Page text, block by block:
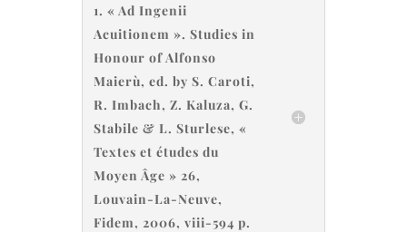
1. « Ad Ingenii
Acuitionem ». Studies in
Honour of Alfonso
Maierù, ed. by S. Caroti,
R. Imbach, Z. Kaluza, G.
Stabile & L. Sturlese, «
Textes et études du
Moyen Âge » 26,
Louvain-La-Neuve,
Fidem, 2006, viii-594 p.